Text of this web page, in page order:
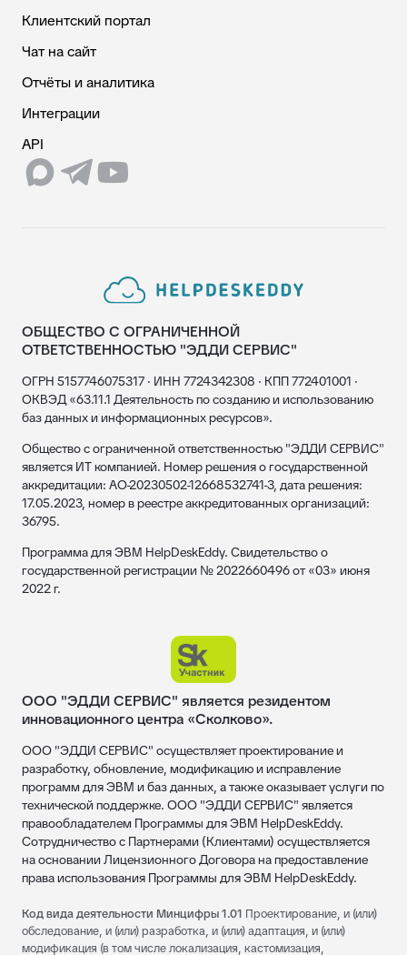
Клиентский портал
Чат на сайт
Отчёты и аналитика
Интеграции
API
ОБЩЕСТВО С ОГРАНИЧЕННОЙ
ОТВЕТСТВЕННОСТЬЮ "ЭДДИ СЕРВИС"
ОГРН 5157746075317 · ИНН 7724342308 · КПП 772401001 ·
ОКВЭД «63.11.1 Деятельность по созданию и использованию
баз данных и информационных ресурсов».
Общество с ограниченной ответственностью "ЭДДИ СЕРВИС"
является ИТ компанией. Номер решения о государственной
аккредитации: АО-20230502-12668532741-3, дата решения:
17.05.2023, номер в реестре аккредитованных организаций:
36795.
Программа для ЭВМ HelpDeskEddy. Свидетельство о
государственной регистрации № 2022660496 от «03» июня
2022 г.
ООО "ЭДДИ СЕРВИС" является резидентом
инновационного центра «Сколково».
ООО "ЭДДИ СЕРВИС" осуществляет проектирование и
разработку, обновление, модификацию и исправление
программ для ЭВМ и баз данных, а также оказывает услуги по
технической поддержке. ООО "ЭДДИ СЕРВИС" является
правообладателем Программы для ЭВМ HelpDeskEddy.
Сотрудничество с Партнерами (Клиентами) осуществляется
на основании Лицензионного Договора на предоставление
права использования Программы для ЭВМ HelpDeskEddy.
Код вида деятельности Минцифры 1.01 Проектирование, и (или)
обследование, и (или) разработка, и (или) адаптация, и (или)
модификация (в том числе локализация, кастомизация,